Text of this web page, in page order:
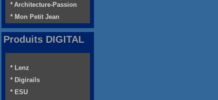
* Architecture-Passion
* Mon Petit Jean
Produits DIGITAL
* Lenz
* Digirails
* ESU